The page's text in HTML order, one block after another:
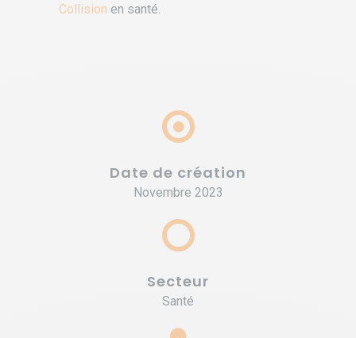
Collision en santé.
Date de création
Novembre 2023
Secteur
Santé